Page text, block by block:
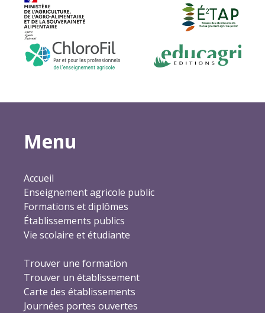
Menu
Accueil
Enseignement agricole public
Formations et diplômes
Établissements publics
Vie scolaire et étudiante
Trouver une formation
Trouver un établissement
Carte des établissements
Journées portes ouvertes